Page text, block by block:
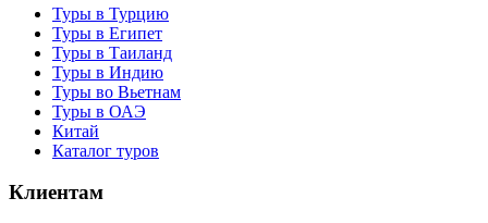
Туры в Турцию
Туры в Египет
Туры в Таиланд
Туры в Индию
Туры во Вьетнам
Туры в ОАЭ
Китай
Каталог туров
Клиентам